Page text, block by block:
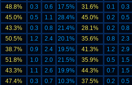
48.8% 0.3 0.6 17.5% 31.6% 0.1 0.3
45.0% 0.5 1.1 28.4% 45.0% 0.2 0.5
43.3% 0.3 0.8 21.4% 28.1% 0.2 0.8
50.5% 1.2 2.4 20.1% 35.6% 0.8 2.3
38.7% 0.9 2.4 19.5% 41.3% 1.2 2.9
51.8% 1.0 2.0 21.5% 35.9% 0.5 1.5
43.3% 1.1 2.6 19.9% 44.3% 0.7 1.5
47.4% 0.3 0.7 10.3% 37.5% 0.2 0.5